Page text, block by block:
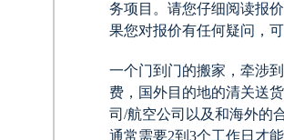
务项目。请您仔细阅读报
果您对报价有任何疑问，
一个门到门的搬家，牵涉
费，国外目的地的清关送
司/航空公司以及和海外的
通常需要2到3个工作日才